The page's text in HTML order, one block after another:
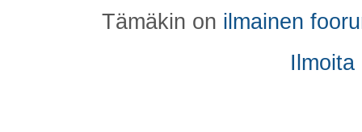
Tämäkin on ilmainen